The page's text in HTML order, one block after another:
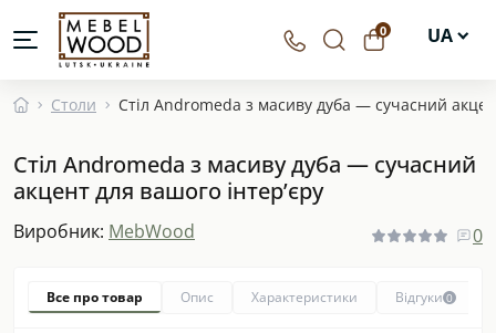
0 UA
PL
Столи Стіл Andromeda з масиву дуба — сучасний
Стіл Andromeda з масиву дуба — сучасний
акцент для вашого інтер’єру
Виробник: MebWood 0
Все про товар Опис Характеристики Відгуки 0